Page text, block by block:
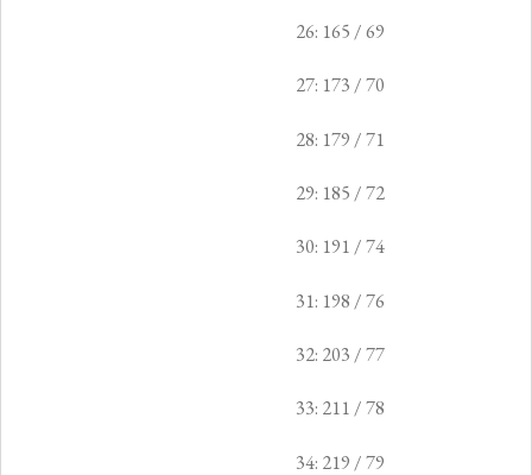
26: 165 / 69
27: 173 / 70
28: 179 / 71
29: 185 / 72
30: 191 / 74
31: 198 / 76
32: 203 / 77
33: 211 / 78
34: 219 / 79